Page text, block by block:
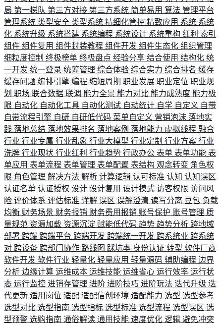
局 第一梯队 第三方对接 第三方系统 简单易用 算法 管理平台
管理系统 类型安全 类型系统 精细化管控 精致应用 系统 系统
化 系统升级 系统搭建 系统编程 系统设计 系统重构 红利 索引
组件 组件复用 组件封装教程 组件开发 组件生态化 组织管理
细粒度控制 终极榜单 终极盘点 经验分享 结合使用 结构化 统
一开发 统一登录 统筹管理 综合体验 综合实力 综合排名 缓存
缓存问题 编排引擎 编程 缩短周期 职业发展 职业定位 职业规
划 职场 联合数据 联调 能力全景 能力对比 能力成熟度 能力极
限 自动化 自动化工具 自动化测试 自动统计 自学 自定义 自带
自带流程引擎 自研 自研低代码 菜单自定义 营销泡沫 落地实
践 落地总结 落地效果排名 落地案例 落地能力 虚拟线程 融合
行业 行业专属 行业乱象 行业大模型 行业定制 行业方案 行业
洗牌 行业现状 行业红利 行业趋势 行政办公 表单 表单功能 表
单应用 表单流程 表单管理 表单配置 表结构 观念转变 角色权
限 角色管理 解决方法 解析 计算逻辑 认可标准 认知 认知误区
认证名单 认证授权 设计 设计复用 设计模式 访客权限 访问风
险 评价体系 评估标准 详解 误区 误解澄清 读写分离 豆包 负载
均衡 财务场景 财务报销 财务费用报销 账号保护 账号管理 质
量规范 资源加载 资源沉淀 赋能低代码 趋势 趋势分析 跨地域
部署 跨端 跨端平台 跨端开发 跨端统一开发 跨系统业 跨系统
对 跨设备 跨部门协作 路线图 踩坑率 身份认证 转型 软件厂商
软件开发 软件行业 轻量化 轻量应用 轻量源码 辅助编程 边界
分析 边缘计算 运维成本 运维技能 运维省心 运行效率 运行状
态 运行监控 进销存管理 进阶 进阶技巧 进阶玩法 迭代升级 迭
代更新 适用岗位 适配 适配信创环境 适配能力 选型 选型参考
选型对比 选型指南 选型指标 选型标准 选型流程 选型误区 选
型预警 选购指南 通俗解读 通用技能 速度优化 逻辑 避免冲突